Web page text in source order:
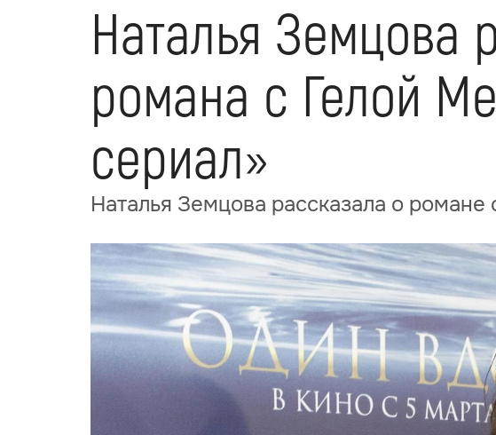
Наталья Земцова
романа с Гелой
сериал»
Наталья Земцова рассказала о